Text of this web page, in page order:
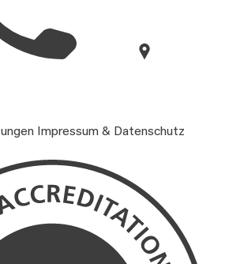
Impressum & Datenschutz